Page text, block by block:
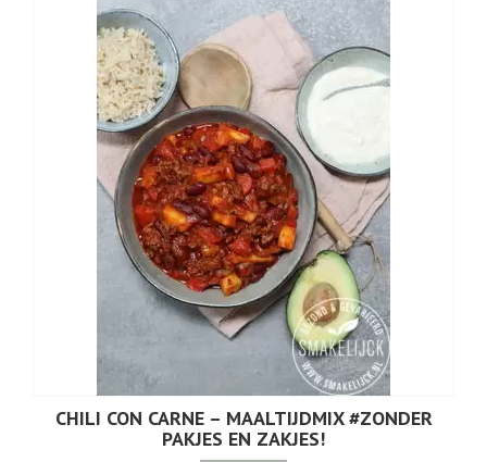
CHILI CON CARNE – MAALTIJDMIX #ZONDER
PAKJES EN ZAKJES!